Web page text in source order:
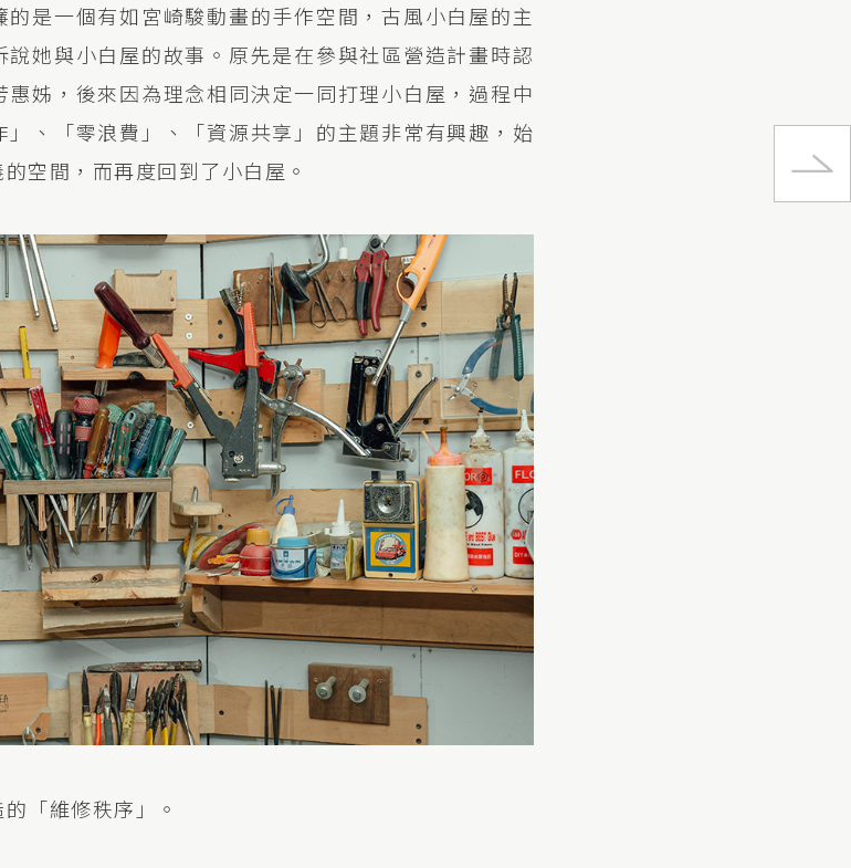
是一個有如宮崎駿動畫的手作空間，古風小白屋的主
她與小白屋的故事。原先是在參與社區營造計畫時認
姊，後來因為理念相同決定一同打理小白屋，過程中
、「零浪費」、「資源共享」的主題非常有興趣，始
空間，而再度回到了小白屋。
「維修秩序」。
Bar
市集